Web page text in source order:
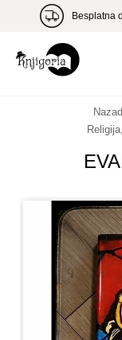
Besplatna
Nazad